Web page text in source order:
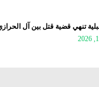
تنهي قضية قتل بين آل